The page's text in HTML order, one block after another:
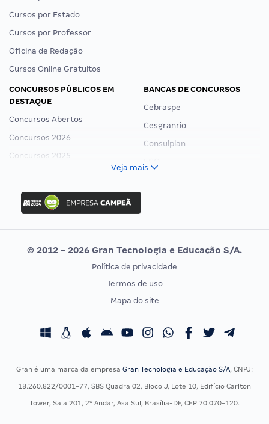
Cursos por Estado
Cursos por Professor
Oficina de Redação
Cursos Online Gratuitos
CONCURSOS PÚBLICOS EM
DESTAQUE
Concursos Abertos
Concursos 2026
Concursos 2025
Concurso Ibama
Concurso MPU
Editais publicados
BANCAS DE CONCURSOS
Cebraspe
Cesgranrio
Consulplan
Vunesp
CONCURSOS POR PROFISSÃO
Concursos Fiscais
Concursos Saúde
EXAME DE ORDEM
Calendário OAB
Veja mais
© 2012 - 2026 Gran Tecnologia e Educação S/A.
Política de privacidade
Termos de uso
Mapa do site
Gran é uma marca da empresa Gran Tecnologia e Educação S/A, CNPJ:
18.260.822/0001-77, SBS Quadra 02, Bloco J, Lote 10, Edifício Carlton
Tower, Sala 201, 2º Andar, Asa Sul, Brasília-DF, CEP 70.070-120.